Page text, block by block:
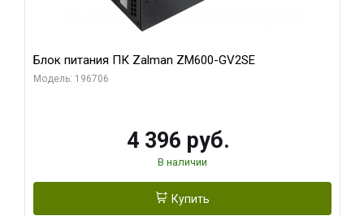
Блок питания ПК Zalman ZM600-GV2SE
Модель: 196706
4 396 руб.
В наличии
Купить